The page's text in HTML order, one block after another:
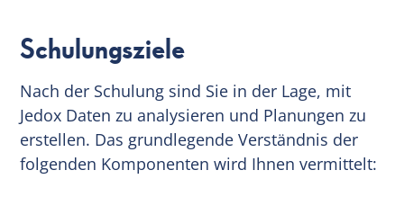
Schulungsziele
Nach der Schulung sind Sie in der Lage, mit
Jedox Daten zu analysieren und Planungen zu
erstellen. Das grundlegende Verständnis der
folgenden Komponenten wird Ihnen vermittelt: